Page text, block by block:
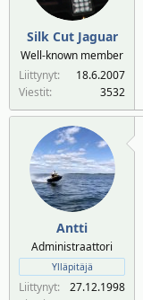
Silk Cut Jaguar
Well-known member
Liittynyt
18.6.2007
Viestit
3532
Antti
Administraattori
Ylläpitäjä
Liittynyt
27.12.1998